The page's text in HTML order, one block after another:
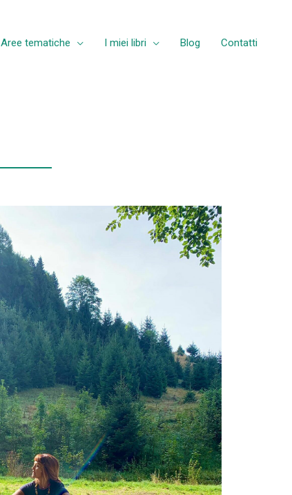
Aree tematiche I miei libri Blog Contatti